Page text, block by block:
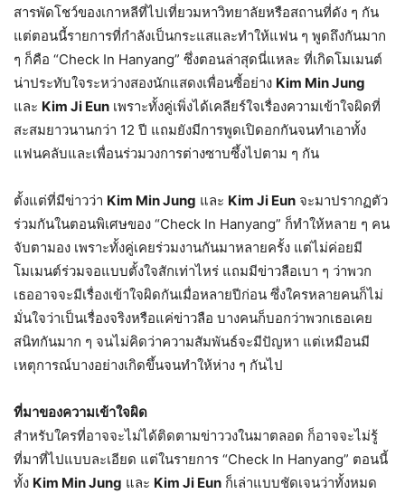
สารพัดโชว์ของเกาหลีที่ไปเที่ยวมหาวิทยาลัยหรือสถานที่ดัง ๆ กัน
แต่ตอนนี้รายการที่กำลังเป็นกระแสและทำให้แฟน ๆ พูดถึงกันมาก
ๆ ก็คือ “Check In Hanyang” ซึ่งตอนล่าสุดนี่แหละ ที่เกิดโมเมนต์
น่าประทับใจระหว่างสองนักแสดงเพื่อนซี้อย่าง Kim Min Jung
และ Kim Ji Eun เพราะทั้งคู่เพิ่งได้เคลียร์ใจเรื่องความเข้าใจผิดที่
สะสมยาวนานกว่า 12 ปี แถมยังมีการพูดเปิดอกกันจนทำเอาทั้ง
แฟนคลับและเพื่อนร่วมวงการต่างซาบซึ้งไปตาม ๆ กัน
ตั้งแต่ที่มีข่าวว่า Kim Min Jung และ Kim Ji Eun จะมาปรากฏตัว
ร่วมกันในตอนพิเศษของ “Check In Hanyang” ก็ทำให้หลาย ๆ คน
จับตามอง เพราะทั้งคู่เคยร่วมงานกันมาหลายครั้ง แต่ไม่ค่อยมี
โมเมนต์ร่วมจอแบบตั้งใจสักเท่าไหร่ แถมมีข่าวลือเบา ๆ ว่าพวก
เธออาจจะมีเรื่องเข้าใจผิดกันเมื่อหลายปีก่อน ซึ่งใครหลายคนก็ไม่
มั่นใจว่าเป็นเรื่องจริงหรือแค่ข่าวลือ บางคนก็บอกว่าพวกเธอเคย
สนิทกันมาก ๆ จนไม่คิดว่าความสัมพันธ์จะมีปัญหา แต่เหมือนมี
เหตุการณ์บางอย่างเกิดขึ้นจนทำให้ห่าง ๆ กันไป
ที่มาของความเข้าใจผิด
สำหรับใครที่อาจจะไม่ได้ติดตามข่าววงในมาตลอด ก็อาจจะไม่รู้
ที่มาที่ไปแบบละเอียด แต่ในรายการ “Check In Hanyang” ตอนนี้
ทั้ง Kim Min Jung และ Kim Ji Eun ก็เล่าแบบชัดเจนว่าทั้งหมด